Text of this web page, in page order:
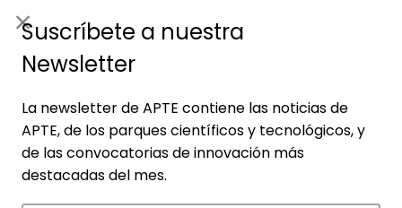
Suscríbete a nuestra
Newsletter
La newsletter de APTE contiene las noticias de
APTE, de los parques científicos y tecnológicos, y
de las convocatorias de innovación más
destacadas del mes.